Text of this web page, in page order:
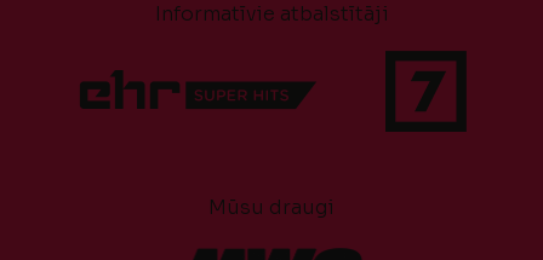
Informatīvie atbalstītāji
Mūsu draugi